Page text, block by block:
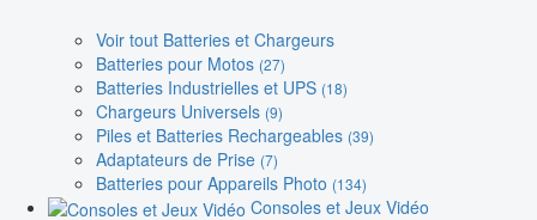
Voir tout Batteries et Chargeurs
Batteries pour Motos (27)
Batteries Industrielles et UPS (18)
Chargeurs Universels (9)
Piles et Batteries Rechargeables (39)
Adaptateurs de Prise (7)
Batteries pour Appareils Photo (134)
Consoles et Jeux Vidéo